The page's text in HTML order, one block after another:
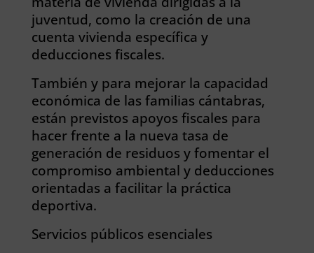
juventud, como la creación de una
cuenta vivienda específica y
deducciones fiscales.
También y para mejorar la capacidad
económica de las familias cántabras,
están previstos apoyos fiscales para
hacer frente a la nueva tasa de
generación de residuos y fomentar el
compromiso ambiental y deducciones
orientadas a facilitar la práctica
deportiva.
Servicios públicos esenciales